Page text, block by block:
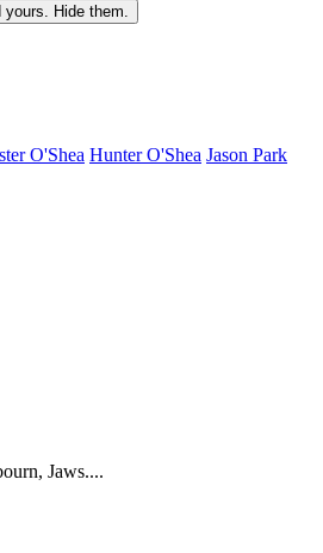
yours. Hide them.
O'Shea Hunter O'Shea Jason Park
Jaws....